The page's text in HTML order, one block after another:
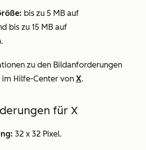
bis zu 5 MB auf
bis zu 15 MB auf
zu den Bildanforderungen
im Hilfe-Center von X.
für X
32 x 32 Pixel.